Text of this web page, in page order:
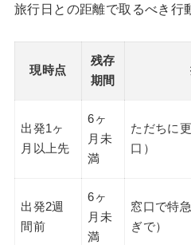
旅行日との距離で取るべき行
現時点
残存
期間
出発1ヶ
月以上先
6ヶ
月未
満
ただちに
口）
出発2週
間前
6ヶ
月未
満
窓口で特
ぎで）